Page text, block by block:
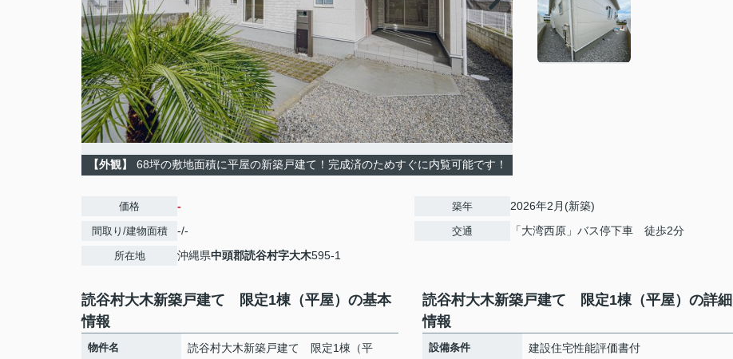
【外観】 68坪の敷地面積に平屋の新築戸建て！完成済のためすぐに内覧可能です！
価格 -
間取り/建物面積 -/-
所在地 沖縄県中頭郡読谷村字大木595-1
築年 2026年2月(新築)
交通 「大湾西原」バス停下車 徒歩2分
読谷村大木新築戸建て 限定1棟（平屋）の基本
情報
物件名
読谷村大木新築戸建て 限定1棟（平
読谷村大木新築戸建て 限定1棟（平屋）の詳細
情報
設備条件
建設住宅性能評価書付